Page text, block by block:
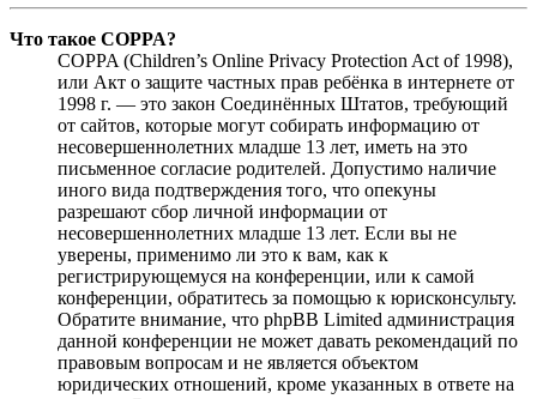
Что такое COPPA?
COPPA (Children’s Online Privacy Protection Act of 1998),
или Акт о защите частных прав ребёнка в интернете от
1998 г. — это закон Соединённых Штатов, требующий
от сайтов, которые могут собирать информацию от
несовершеннолетних младше 13 лет, иметь на это
письменное согласие родителей. Допустимо наличие
иного вида подтверждения того, что опекуны
разрешают сбор личной информации от
несовершеннолетних младше 13 лет. Если вы не
уверены, применимо ли это к вам, как к
регистрирующемуся на конференции, или к самой
конференции, обратитесь за помощью к юрисконсульту.
Обратите внимание, что phpBB Limited администрация
данной конференции не может давать рекомендаций по
правовым вопросам и не является объектом
юридических отношений, кроме указанных в ответе на